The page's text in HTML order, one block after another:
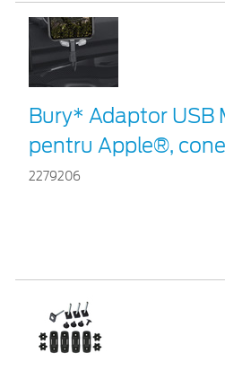
Bury* Adaptor USB
pentru Apple®,
2279206